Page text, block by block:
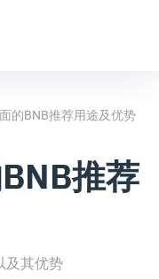
的BNB推荐用途及优势
推荐
及其优势